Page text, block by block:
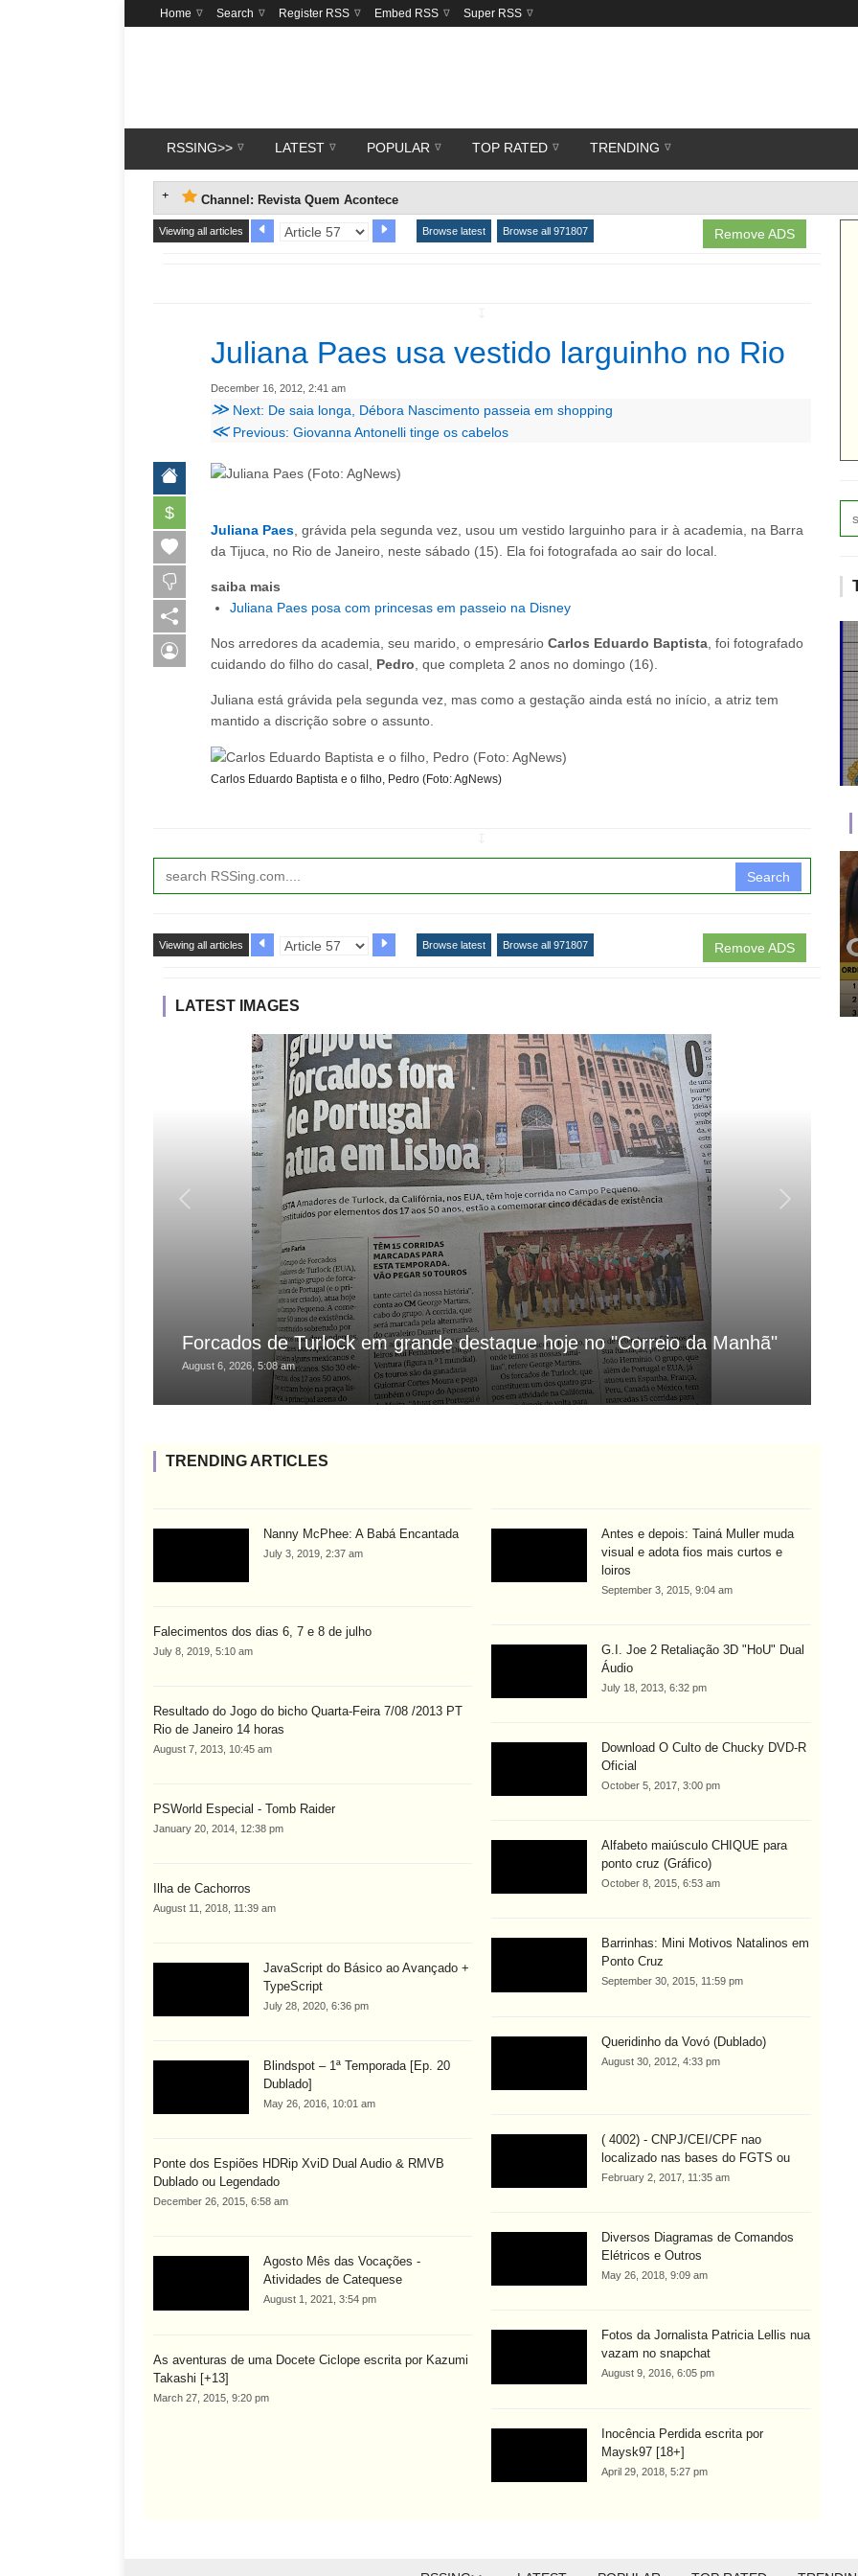
Home Search Register RSS Embed RSS Super RSS
RSSING>> LATEST POPULAR TOP RATED TRENDING
Channel: Revista Quem Acontece
Remove ADS
Viewing all articles Browse latest Browse all 971807
Juliana Paes usa vestido larguinho no Rio
December 16, 2012, 2:41 am
≫ Next: De saia longa, Débora Nascimento passeia em shopping
≪Previous: Giovanna Antonelli tinge os cabelos
$
Juliana Paes , grávida pela segunda vez, usou um vestido larguinho para ir à academia, na Barra
da Tijuca, no Rio de Janeiro, neste sábado (15). Ela foi fotografada ao sair do local.
saiba mais
Juliana Paes posa com princesas em passeio na Disney
Nos arredores da academia, seu marido, o empresário Carlos Eduardo Baptista , foi fotografado
cuidando do filho do casal, Pedro , que completa 2 anos no domingo (16).
Juliana está grávida pela segunda vez, mas como a gestação ainda está no início, a atriz tem
mantido a discrição sobre o assunto.
Carlos Eduardo Baptista e o filho, Pedro (Foto: AgNews)
Search
Remove ADS
Viewing all articles Browse latest Browse all 971807
LATEST IMAGES
Forcados de Turlock em grande destaque hoje no "Correio da Manhã"
August 6, 2026, 5:08 am
TRENDING ARTICLES
Nanny McPhee: A Babá Encantada
July 3, 2019, 2:37 am
Falecimentos dos dias 6, 7 e 8 de julho
July 8, 2019, 5:10 am
Resultado do Jogo do bicho Quarta-Feira 7/08 /2013 PT
Rio de Janeiro 14 horas
August 7, 2013, 10:45 am
PSWorld Especial - Tomb Raider
January 20, 2014, 12:38 pm
Ilha de Cachorros
August 11, 2018, 11:39 am
JavaScript do Básico ao Avançado +
TypeScript
July 28, 2020, 6:36 pm
Blindspot – 1ª Temporada [Ep. 20
Dublado]
May 26, 2016, 10:01 am
Ponte dos Espiões HDRip XviD Dual Audio & RMVB
Dublado ou Legendado
December 26, 2015, 6:58 am
Agosto Mês das Vocações -
Atividades de Catequese
August 1, 2021, 3:54 pm
As aventuras de uma Docete Ciclope escrita por Kazumi
Takashi [+13]
March 27, 2015, 9:20 pm
Antes e depois: Tainá Muller muda
visual e adota fios mais curtos e
loiros
September 3, 2015, 9:04 am
G.I. Joe 2 Retaliação 3D "HoU" Dual
Áudio
July 18, 2013, 6:32 pm
Download O Culto de Chucky DVD-R
Oficial
October 5, 2017, 3:00 pm
Alfabeto maiúsculo CHIQUE para
ponto cruz (Gráfico)
October 8, 2015, 6:53 am
Barrinhas: Mini Motivos Natalinos em
Ponto Cruz
September 30, 2015, 11:59 pm
Queridinho da Vovó (Dublado)
August 30, 2012, 4:33 pm
( 4002) - CNPJ/CEI/CPF nao
localizado nas bases do FGTS ou
February 2, 2017, 11:35 am
Diversos Diagramas de Comandos
Elétricos e Outros
May 26, 2018, 9:09 am
Fotos da Jornalista Patricia Lellis nua
vazam no snapchat
August 9, 2016, 6:05 pm
Inocência Perdida escrita por
Maysk97 [18+]
April 29, 2018, 5:27 pm